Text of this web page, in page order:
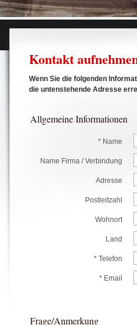
Kontakt
Wenn Sie die folgenden
die untenstehende Adresse
Allgemeine Informationen
* Name
Name Firma / Verbindung
Adresse
Postleitzahl
Wohnort
Land
* Telefon
* Email
Frage/Anmerkung